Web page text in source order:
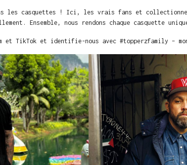
les casquettes ! Ici, les vrais fans et
Ensemble, nous rendons chaque casquette
et TikTok et identifie-nous avec #topperzfamily –